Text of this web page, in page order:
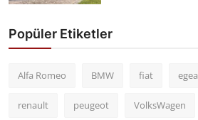
Popüler Etiketler
Alfa Romeo BMW fiat egea
renault peugeot VolksWagen